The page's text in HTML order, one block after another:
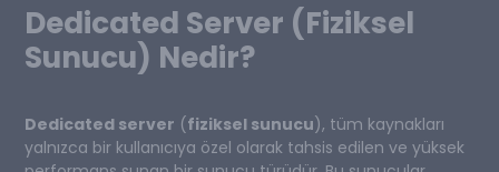
Dedicated Server (Fiziksel
Sunucu) Nedir?
Dedicated server (fiziksel sunucu), tüm kaynakları
yalnızca bir kullanıcıya özel olarak tahsis edilen ve yüksek